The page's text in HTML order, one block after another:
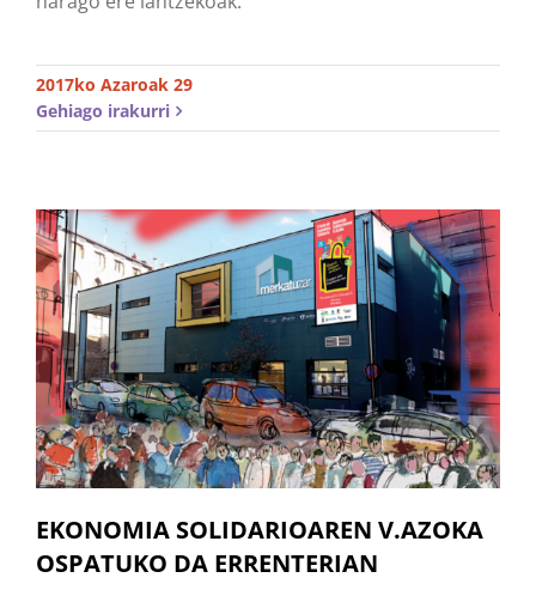
2017ko Azaroak 29
Gehiago irakurri
EKONOMIA SOLIDARIOAREN V.AZOKA
OSPATUKO DA ERRENTERIAN